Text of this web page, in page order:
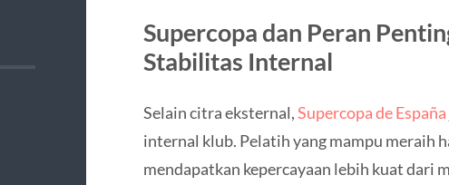
Supercopa dan Peran
Stabilitas Internal
Selain citra eksternal,Supercopa de España
internal klub. Pelatih yang mampu meraih
mendapatkan kepercayaan lebih kuat dari